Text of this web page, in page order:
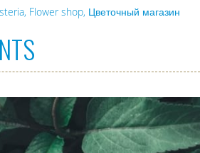
Flower shop, Цветочный магазин